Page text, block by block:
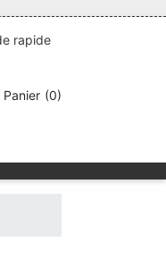
rapide
Panier (0)